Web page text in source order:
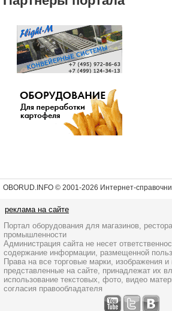
OBORUD.INFO © 2001-2026 Интернет-
реклама на сайте
Портал оборудования для магазинов,
промышленности
Администрация сайта не несет
содержание информации, размещенной
Права на все торговые марки, изображения
представленные на сайте, принадлежат их
использование текстовых, фото, видео
согласия правообладателя